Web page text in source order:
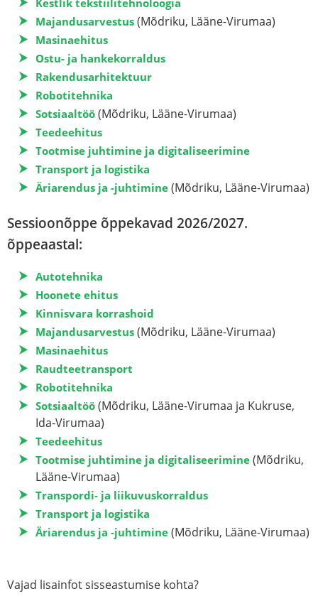
Majandusarvestus (Mõdriku, Lääne-Virumaa)
Masinaehitus
Ostu- ja hankekorraldus
Rakendusarhitektuur
Robotitehnika
Sotsiaaltöö (Mõdriku, Lääne-Virumaa)
Teedeehitus
Tootmise juhtimine ja digitaliseerimine
Transport ja logistika
Äriarendus ja -juhtimine (Mõdriku, Lääne-Virumaa)
Sessioonõppe õppekavad 2026/2027.
õppeaastal:
Autotehnika
Hoonete ehitus
Kinnisvara korrashoid
Majandusarvestus (Mõdriku, Lääne-Virumaa)
Masinaehitus
Raudteetransport
Robotitehnika
Sotsiaaltöö (Mõdriku, Lääne-Virumaa ja Kukruse,
Ida-Virumaa)
Teedeehitus
Tootmise juhtimine ja digitaliseerimine (Mõdriku,
Lääne-Virumaa)
Transpordi- ja liikuvuskorraldus
Transport ja logistika
Äriarendus ja -juhtimine (Mõdriku, Lääne-Virumaa)
Vajad lisainfot sisseastumise kohta?